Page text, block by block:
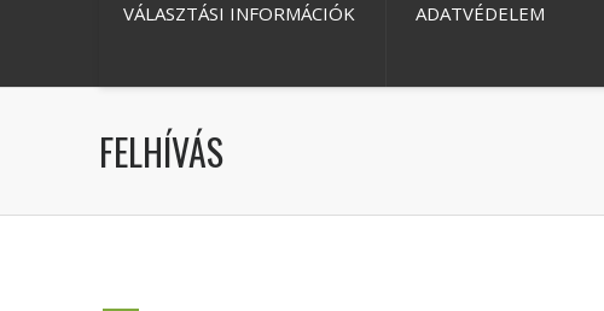
VÁLASZTÁSI INFORMÁCIÓK ADATVÉDELEM
FELHÍVÁS